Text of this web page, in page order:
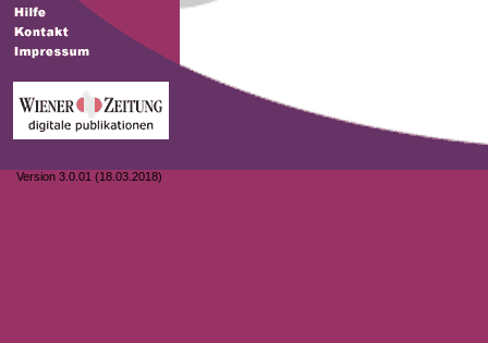
Version 3.0.01 (18.03.2018)